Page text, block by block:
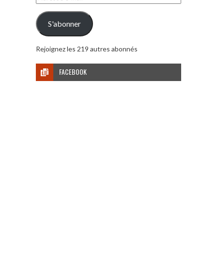
e-
mail
S'abonner
Rejoignez les 219 autres abonnés
FACEBOOK